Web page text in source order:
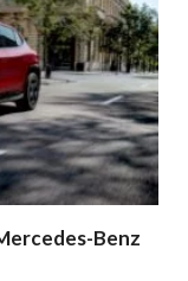
Benz